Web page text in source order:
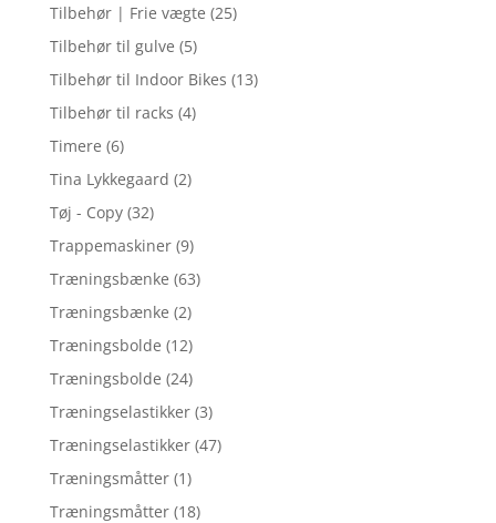
Tilbehør | Frie vægte (25)
Tilbehør til gulve (5)
Tilbehør til Indoor Bikes (13)
Tilbehør til racks (4)
Timere (6)
Tina Lykkegaard (2)
Tøj - Copy (32)
Trappemaskiner (9)
Træningsbænke (63)
Træningsbænke (2)
Træningsbolde (12)
Træningsbolde (24)
Træningselastikker (3)
Træningselastikker (47)
Træningsmåtter (1)
Træningsmåtter (18)